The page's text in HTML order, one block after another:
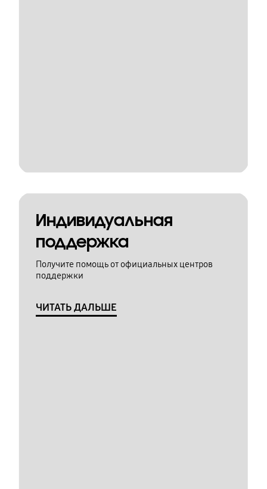
Индивидуальная
поддержка
Получите помощь от официальных центров
поддержки
ЧИТАТЬ ДАЛЬШЕ